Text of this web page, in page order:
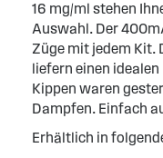
16 mg/ml stehen
Auswahl. Der
Züge mit jedem Kit.
liefern einen
Kippen waren
Dampfen. Einfach
Erhältlich in